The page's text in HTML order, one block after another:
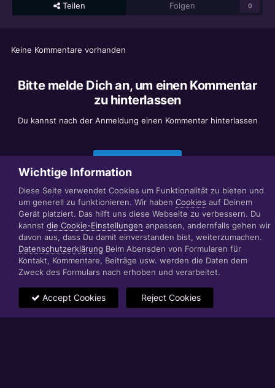
Teilen Folgen 0
Keine Kommentare vorhanden
Bitte melde Dich an, um einen Kommentar
zu hinterlassen
Du kannst nach der Anmeldung einen Kommentar hinterlassen
Datenschutzerklärung Impressum
© 1999 - 2022 RÄBIGER IT|WEB|VIDEO|CONSULTING
www.raebiger.pro
Powered by Invision Community
Wichtige Information
Diese Seite verwendet Cookies um Funktionalität zu bieten und
um generell zu funktionieren. Wir haben Cookies auf Deinem
Gerät platziert. Das hilft uns diese Webseite zu verbessern. Du
kannst die Cookie-Einstellungen anpassen, andernfalls gehen wir
davon aus, dass Du damit einverstanden bist, weiterzumachen.
Datenschutzerklärung Beim Abensden von Formularen für
Kontakt, Kommentare, Beiträge usw. werden die Daten dem
Zweck des Formulars nach erhoben und verarbeitet.
Accept Cookies Reject Cookies